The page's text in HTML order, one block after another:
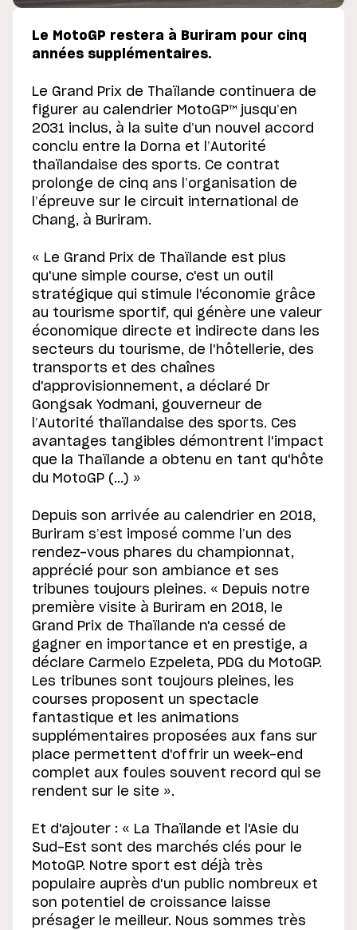
Le MotoGP restera à Buriram pour cinq
années supplémentaires.
Le Grand Prix de Thaïlande continuera de
figurer au calendrier MotoGP™ jusqu’en
2031 inclus, à la suite d’un nouvel accord
conclu entre la Dorna et l’Autorité
thaïlandaise des sports. Ce contrat
prolonge de cinq ans l’organisation de
l’épreuve sur le circuit international de
Chang, à Buriram.
« Le Grand Prix de Thaïlande est plus
qu'une simple course, c'est un outil
stratégique qui stimule l'économie grâce
au tourisme sportif, qui génère une valeur
économique directe et indirecte dans les
secteurs du tourisme, de l'hôtellerie, des
transports et des chaînes
d'approvisionnement, a déclaré Dr
Gongsak Yodmani, gouverneur de
l’Autorité thaïlandaise des sports. Ces
avantages tangibles démontrent l'impact
que la Thaïlande a obtenu en tant qu'hôte
du MotoGP (...) »
Depuis son arrivée au calendrier en 2018,
Buriram s’est imposé comme l’un des
rendez-vous phares du championnat,
apprécié pour son ambiance et ses
tribunes toujours pleines. « Depuis notre
première visite à Buriram en 2018, le
Grand Prix de Thaïlande n'a cessé de
gagner en importance et en prestige, a
déclare Carmelo Ezpeleta, PDG du MotoGP.
Les tribunes sont toujours pleines, les
courses proposent un spectacle
fantastique et les animations
supplémentaires proposées aux fans sur
place permettent d'offrir un week-end
complet aux foules souvent record qui se
rendent sur le site ».
Et d'ajouter : « La Thaïlande et l'Asie du
Sud-Est sont des marchés clés pour le
MotoGP. Notre sport est déjà très
populaire auprès d'un public nombreux et
son potentiel de croissance laisse
présager le meilleur. Nous sommes très